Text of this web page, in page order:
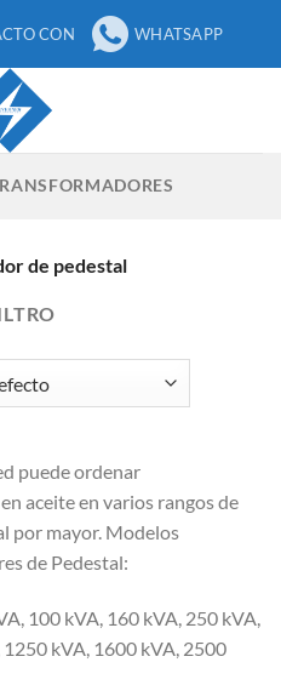
CON WHATSAPP
de pedestal
puede ordenar
aceite en varios rangos de
por mayor. Modelos
de Pedestal:
100 kVA, 160 kVA, 250 kVA,
kVA, 1600 kVA, 2500